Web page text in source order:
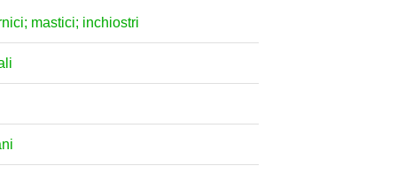
mastici; inchiostri